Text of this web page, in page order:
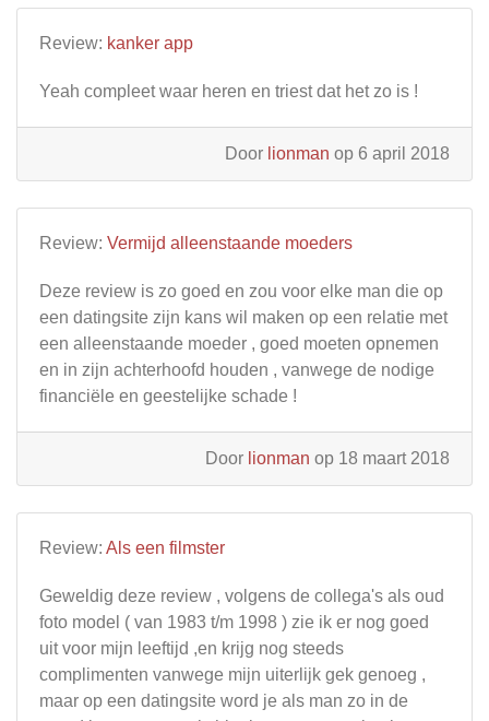
Review: kanker app
Yeah compleet waar heren en triest dat het zo is !
Door lionman op 6 april 2018
Review: Vermijd alleenstaande moeders
Deze review is zo goed en zou voor elke man die op
een datingsite zijn kans wil maken op een relatie met
een alleenstaande moeder , goed moeten opnemen
en in zijn achterhoofd houden , vanwege de nodige
financiële en geestelijke schade !
Door lionman op 18 maart 2018
Review: Als een filmster
Geweldig deze review , volgens de collega's als oud
foto model ( van 1983 t/m 1998 ) zie ik er nog goed
uit voor mijn leeftijd ,en krijg nog steeds
complimenten vanwege mijn uiterlijk gek genoeg ,
maar op een datingsite word je als man zo in de